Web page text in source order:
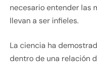
necesario entender las
llevan a ser infieles.
La ciencia ha
dentro de una relación